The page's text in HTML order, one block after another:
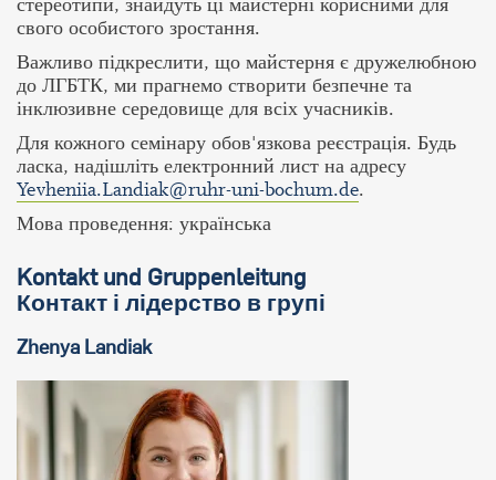
стереотипи, знайдуть ці майстерні корисними для
свого особистого зростання.
Важливо підкреслити, що майстерня є дружелюбною
до ЛГБТК, ми прагнемо створити безпечне та
інклюзивне середовище для всіх учасників.
Для кожного семінару обов'язкова реєстрація. Будь
ласка, надішліть електронний лист на адресу
Yevheniia.Landiak@ruhr-uni-bochum.de.
Мова проведення: українська
Kontakt und Gruppenleitung
Контакт і лідерство в групі
Zhenya Landiak